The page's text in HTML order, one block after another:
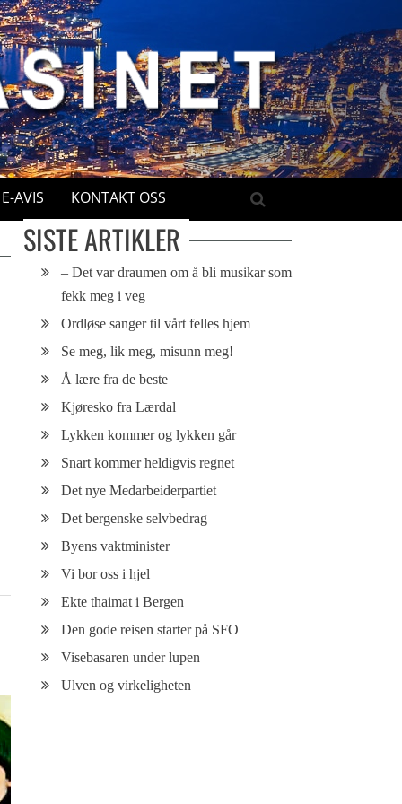
E-AVIS KONTAKT OSS
SISTE ARTIKLER
– Det var draumen om å bli musikar som
fekk meg i veg
Ordløse sanger til vårt felles hjem
Se meg, lik meg, misunn meg!
Å lære fra de beste
Kjøresko fra Lærdal
Lykken kommer og lykken går
Snart kommer heldigvis regnet
Det nye Medarbeiderpartiet
Det bergenske selvbedrag
Byens vaktminister
Vi bor oss i hjel
Ekte thaimat i Bergen
Den gode reisen starter på SFO
Visebasaren under lupen
Ulven og virkeligheten